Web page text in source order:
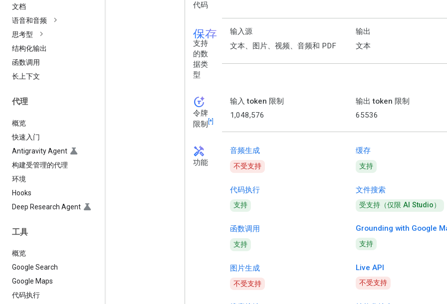
文档
语音和音频
思考型
结构化输出
函数调用
长上下文
代理
概览
快速入门
Antigravity Agent
构建受管理的代理
环境
Hooks
Deep Research Agent
工具
概览
Google Search
Google Maps
代码执行
代码
保存
支持
的数
据类
型
输入源
文本、图片、视频、音频和 PDF
输出
文本
token_auto
令牌
限制 [*]
输入 token 限制
1,048,576
输出 token 限制
65536
handyman
功能
音频生成
不受支持
缓存
支持
代码执行
支持
文件搜索
受支持（仅限 AI Studio）
函数调用
支持
Grounding with Google
支持
图片生成
不受支持
Live API
不受支持